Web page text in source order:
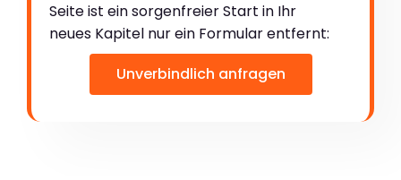
Seite ist ein sorgenfreier Start in Ihr
neues Kapitel nur ein Formular entfernt:
Unverbindlich anfragen